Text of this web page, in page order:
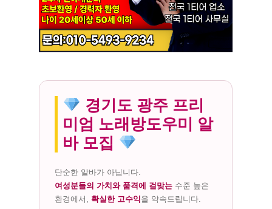
경기도 광주 프리
미엄 노래방도우미 알
바 모집
단순한 알바가 아닙니다.
여성분들의 가치와 품격에 걸맞는 수준 높은
환경에서,확실한 고수익을 약속드립니다.